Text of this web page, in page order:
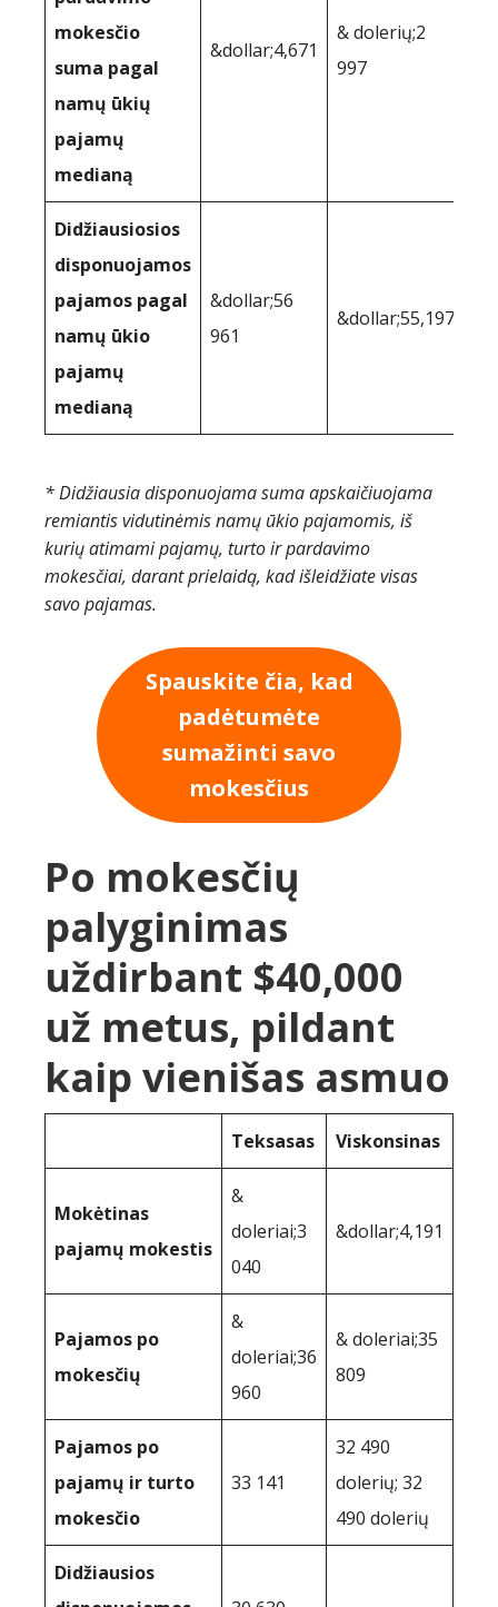
mokesčio
suma pagal
namų ūkių
pajamų
medianą
&dollar;4,671
& dolerių;2
997
Didžiausiosios
disponuojamos
pajamos pagal
namų ūkio
pajamų
medianą
&dollar;56
961
&dollar;55,197
* Didžiausia disponuojama suma apskaičiuojama
remiantis vidutinėmis namų ūkio pajamomis, iš
kurių atimami pajamų, turto ir pardavimo
mokesčiai, darant prielaidą, kad išleidžiate visas
savo pajamas.
Spauskite čia, kad
padėtumėte
sumažinti savo
mokesčius
Po mokesčių
palyginimas
uždirbant $40,000
už metus, pildant
kaip vienišas asmuo
Teksasas Viskonsinas
Mokėtinas
pajamų mokestis
&
doleriai;3
040
&dollar;4,191
Pajamos po
mokesčių
&
doleriai;36
960
& doleriai;35
809
Pajamos po
pajamų ir turto
mokesčio
33 141
32 490
dolerių; 32
490 dolerių
Didžiausios